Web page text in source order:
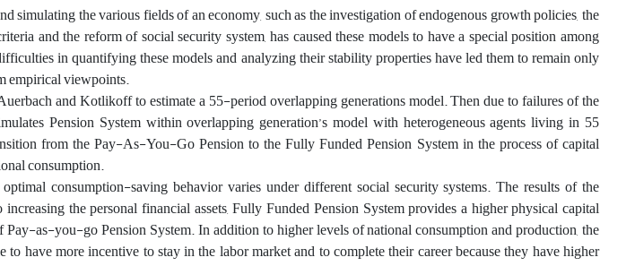
simulating the various fields of an economy, such as the investigation of endogenous growth policies, the
and the reform of social security system, has caused these models to have a special position among
in quantifying these models and analyzing their stability properties have led them to remain only
empirical viewpoints.
and Kotlikoff to estimate a 55-period overlapping generations model. Then due to failures of the
Pension System within overlapping generation’s model with heterogeneous agents living in 55
from the Pay-As-You-Go Pension to the Fully Funded Pension System in the process of capital
consumption.
consumption-saving behavior varies under different social security systems. The results of the
the personal financial assets, Fully Funded Pension System provides a higher physical capital
as-you-go Pension System. In addition to higher levels of national consumption and production, the
to have more incentive to stay in the labor market and to complete their career because they have higher